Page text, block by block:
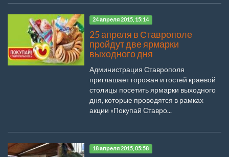
24 апреля 2015, 15:14
25 апреля в Ставрополе
пройдут две ярмарки
выходного дня
Администрация Ставрополя
приглашает горожан и гостей краевой
столицы посетить ярмарки выходного
дня, которые проводятся в рамках
акции «Покупай Ставро...
18 апреля 2015, 05:58